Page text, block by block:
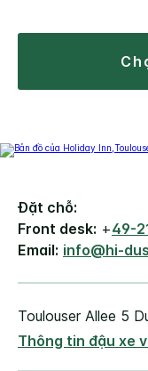
Đặt chỗ:
Front desk: +49-
Email: info@hi-
Toulouser Allee 5
Thông tin đậu xe